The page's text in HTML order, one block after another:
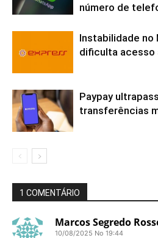
número de
Instabilidade no
dificulta acesso
Paypay
transferências
1 COMENTÁRIO
Marcos Segredo
10/08/2025 No 19:44